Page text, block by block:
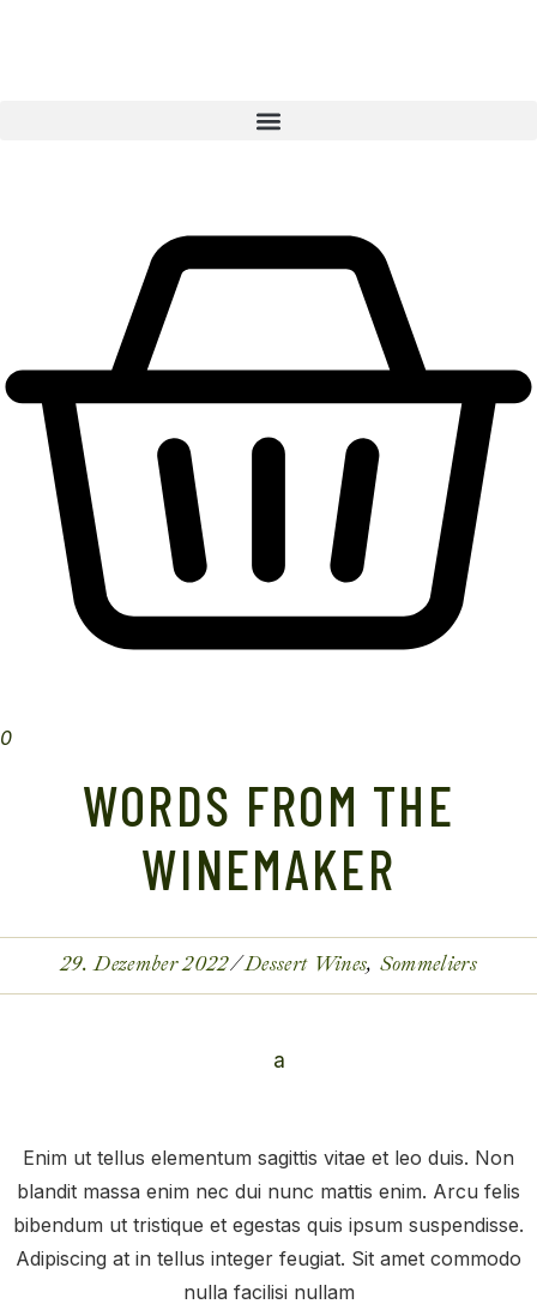
0
WORDS FROM THE
WINEMAKER
29. Dezember 2022 Dessert Wines Sommeliers
Enim ut tellus elementum sagittis vitae et leo duis. Non
blandit massa enim nec dui nunc mattis enim. Arcu felis
bibendum ut tristique et egestas quis ipsum suspendisse.
Adipiscing at in tellus integer feugiat. Sit amet commodo
nulla facilisi nullam